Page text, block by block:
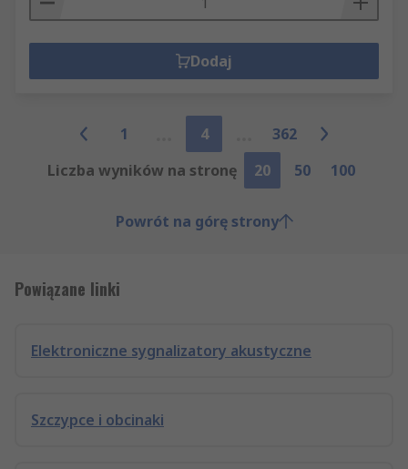
Dodaj
1 4
362
Liczba wyników na stronę
20 50 100
Powrót na górę strony
Powiązane linki
Elektroniczne sygnalizatory akustyczne
Szczypce i obcinaki